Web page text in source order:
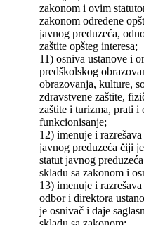
zakonom i ovim
zakonom određene
javnog preduzeća,
zaštite opšteg interesa;
11) osniva ustanove i
predškolskog
obrazovanja, kulture,
zdravstvene zaštite,
zaštite i turizma, prati i
funkcionisanje;
12) imenuje i
javnog preduzeća čiji
statut javnog
skladu sa zakonom i
13) imenuje i
odbor i direktora
je osnivač i daje